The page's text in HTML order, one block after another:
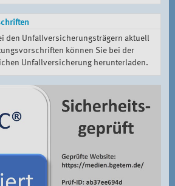
den Unfallversicherungsträgern aktuell
können Sie bei der
Unfallversicherung herunterladen.